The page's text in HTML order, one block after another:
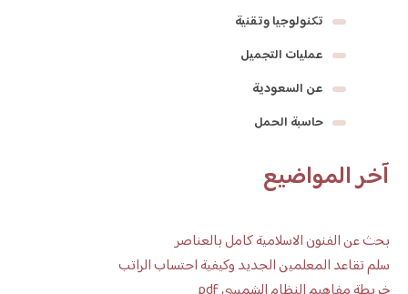
تكنولوجيا وتقنية
عمليات التجميل
عن السعودية
حاسبة الحمل
آخر المواضيع
بحث عن الفنون الاسلامية كامل بالعناصر
سلم تقاعد المعلمين الجديد وكيفية احتساب الراتب